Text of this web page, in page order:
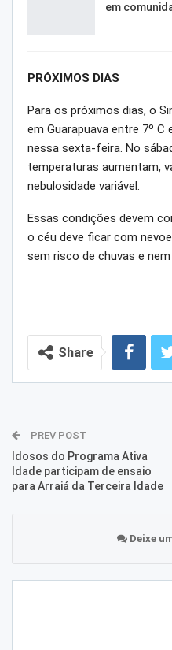
em
PRÓXIMOS DIAS
Para os próximos dias, o
em Guarapuava entre 7º C
nessa sexta-feira. No
temperaturas aumentam,
nebulosidade variável.
Essas condições devem
o céu deve ficar com
sem risco de chuvas e nem
Share
PREV POST
Idosos do Programa Ativa
Idade participam de ensaio
para Arraiá da Terceira Idade
Deixe